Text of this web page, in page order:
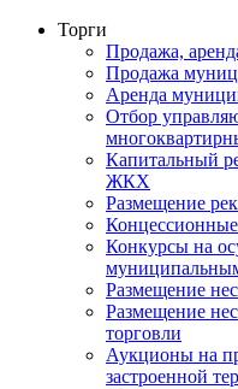
Торги
Продажа,
Продажа
Аренда
Отбор
Капитальный
ЖКХ
Размещение
Конкурсы на
Размещение
Размещение
торговли
Аукционы на
застроенной